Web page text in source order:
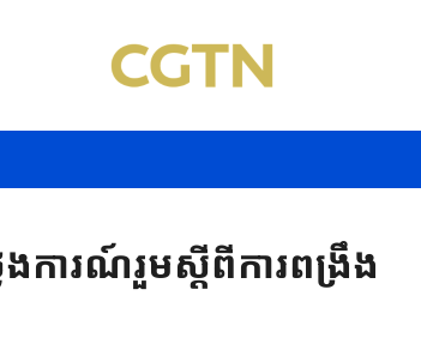
ការណ៍រួមស្តីពីការពង្រឹង